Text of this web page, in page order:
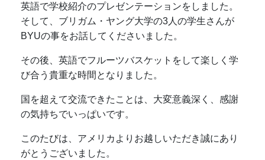
英語で学校紹介のプレゼンテーションをしました。
そして、ブリガム・ヤング大学の3人の学生さんが
BYUの事をお話してくださいました。
その後、英語でフルーツバスケットをして楽しく学
び合う貴重な時間となりました。
国を超えて交流できたことは、大変意義深く、感謝
の気持ちでいっぱいです。
このたびは、アメリカよりお越しいただき誠にあり
がとうございました。